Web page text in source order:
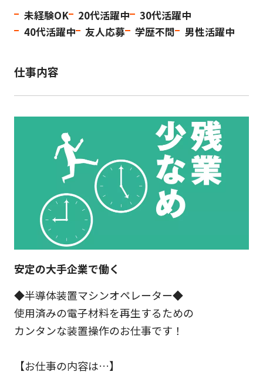
未経験OK 20代活躍中
30代活躍中
40代活躍中
友人応募 学歴不問 男性活躍中
仕事内容
安定の大手企業で働く
◆半導体装置マシンオペレーター◆
使用済みの電子材料を再生するための
カンタンな装置操作のお仕事です！
【お仕事の内容は…】